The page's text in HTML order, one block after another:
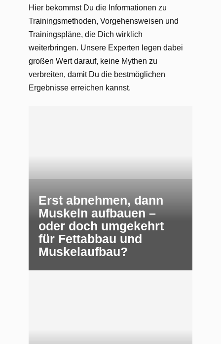
Hier bekommst Du die Informationen zu
Trainingsmethoden, Vorgehensweisen und
Trainingspläne, die Dich wirklich
weiterbringen. Unsere Experten legen dabei
großen Wert darauf, keine Mythen zu
verbreiten, damit Du die bestmöglichen
Ergebnisse erreichen kannst.
Erst abnehmen, dann
Muskeln aufbauen –
oder doch umgekehrt
für Fettabbau und
Muskelaufbau?